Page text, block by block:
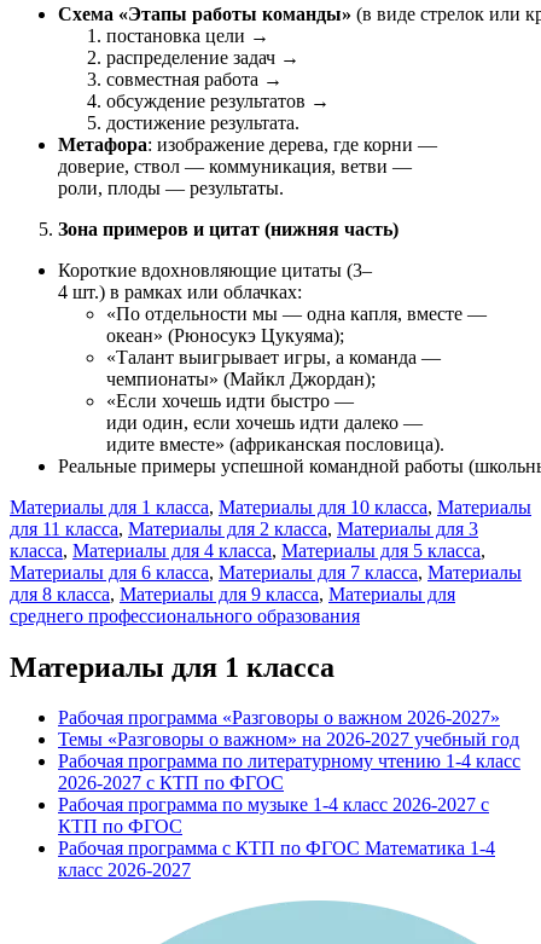
Схема «Этапы работы команды» (в виде стрелок или
постановка цели →
распределение задач →
совместная работа →
обсуждение результатов →
достижение результата.
Метафора: изображение дерева, где корни —
доверие, ствол — коммуникация, ветви —
роли, плоды — результаты.
Зона примеров и цитат (нижняя часть)
Короткие вдохновляющие цитаты (3–
4 шт.) в рамках или облачках:
«По отдельности мы — одна капля, вместе —
океан» (Рюносукэ Цукуяма);
«Талант выигрывает игры, а команда —
чемпионаты» (Майкл Джордан);
«Если хочешь идти быстро —
иди один, если хочешь идти далеко —
идите вместе» (африканская пословица).
Реальные примеры успешной командной работы
Материалы для 1 класса, Материалы для 10 класса, Материалы
для 11 класса, Материалы для 2 класса, Материалы для 3
класса, Материалы для 4 класса, Материалы для 5 класса,
Материалы для 6 класса, Материалы для 7 класса, Материалы
для 8 класса, Материалы для 9 класса, Материалы для
среднего профессионального образования
Материалы для 1 класса
Рабочая программа «Разговоры о важном 2026-2027»
Темы «Разговоры о важном» на 2026-2027 учебный год
Рабочая программа по литературному чтению 1-4 класс
2026-2027 с КТП по ФГОС
Рабочая программа по музыке 1-4 класс 2026-2027 с
КТП по ФГОС
Рабочая программа с КТП по ФГОС Математика 1-4
класс 2026-2027